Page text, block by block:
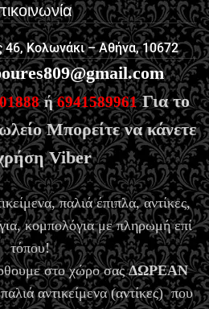
46, Κολωνάκι – Αθήνα, 10672
ή6941589961Για το
Μπορείτε να κάνετε
Viber
παλιά έπιπλα, αντίκες,
κομπολόγια με πληρωμή επί
τόπου!
στο χώρο σαςΔΩΡΕΑΝ
αντικείμενα (αντίκες) που